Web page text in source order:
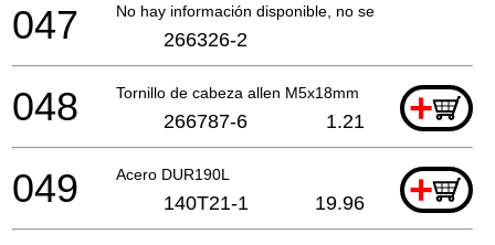
No hay información disponible, no se puede pedir
047 266326-2
Tornillo de cabeza allen M5x18mm +
048 266787-6 1.21
Acero DUR190L +
049 140T21-1 19.96